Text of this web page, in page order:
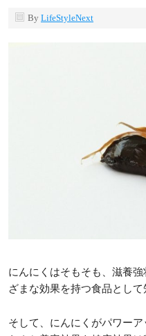
By LifeStyleNext
にんにくはそもそも、滋養
ざまな効果を持つ食品として
そして、にんにくがパワー